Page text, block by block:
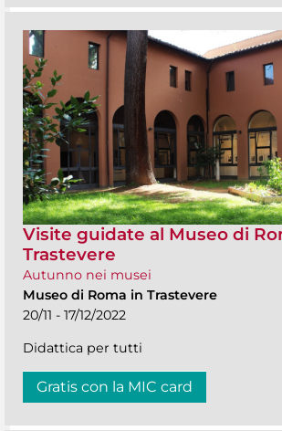
Visite guidate al Museo di
Trastevere
Autunno nei musei
Museo di Roma in Trastevere
20/11 - 17/12/2022
Didattica per tutti
Gratis con la MIC card